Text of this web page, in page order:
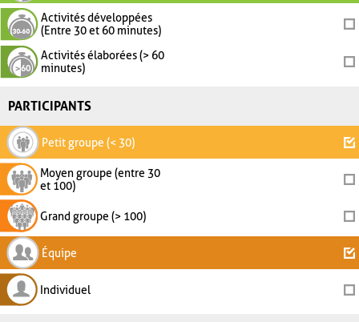
Activités développées
(Entre 30 et 60 minutes)
Activités élaborées (> 60
minutes)
PARTICIPANTS
Petit groupe (< 30)
Moyen groupe (entre 30
et 100)
Grand groupe (> 100)
Équipe
Individuel